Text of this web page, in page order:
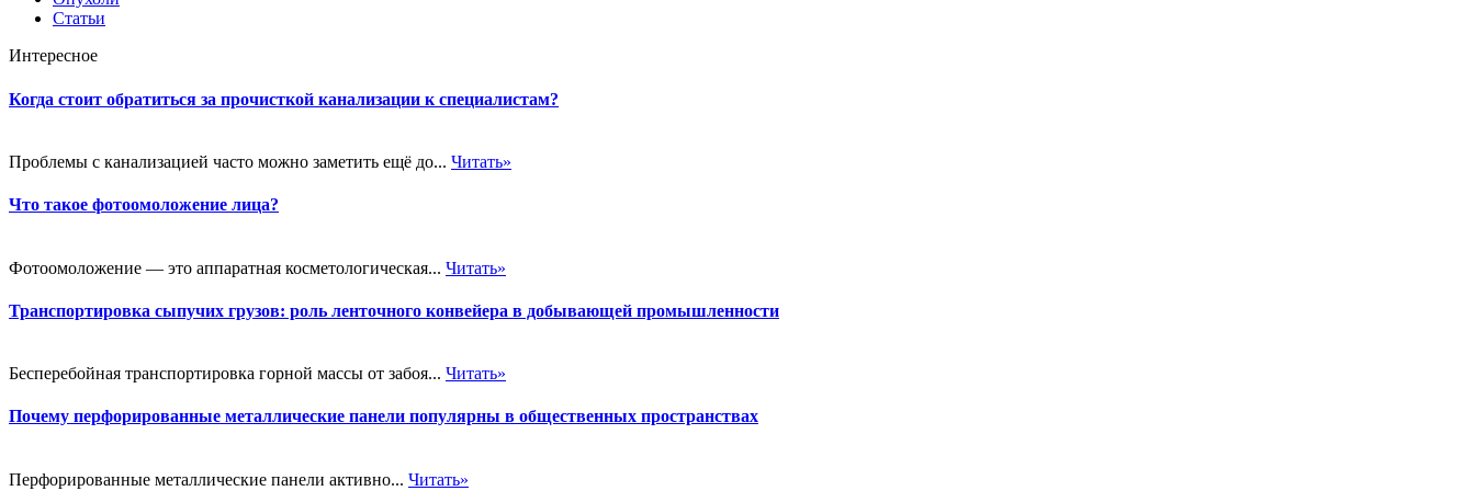
Статьи
Интересное
Когда стоит обратиться за прочисткой канализации к специалистам?
Проблемы с канализацией часто можно заметить ещё до... Читать»
Что такое фотоомоложение лица?
Фотоомоложение — это аппаратная косметологическая... Читать»
Транспортировка сыпучих грузов: роль ленточного конвейера в добывающей промышленности
Бесперебойная транспортировка горной массы от забоя... Читать»
Почему перфорированные металлические панели популярны в общественных пространствах
Перфорированные металлические панели активно... Читать»